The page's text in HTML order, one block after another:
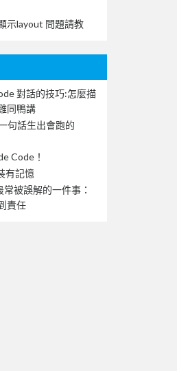
示layout 問題請教
對話的技巧:怎麼描
同鴨講
句話生出會跑的
Code！
有記憶
被誤解的一件事：
責任